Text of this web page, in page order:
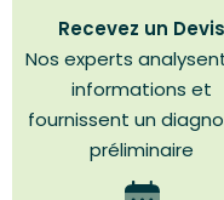
Recevez un Devis
Nos experts
informations et
fournissent un
préliminaire